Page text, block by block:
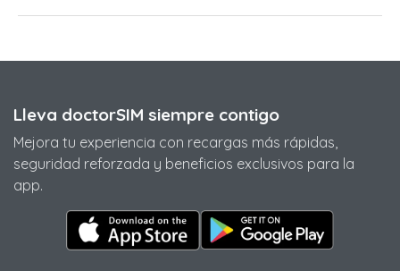
Lleva doctorSIM siempre contigo
Mejora tu experiencia con recargas más rápidas,
seguridad reforzada y beneficios exclusivos para la
app.